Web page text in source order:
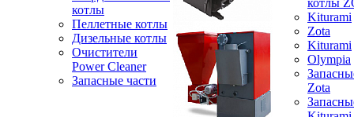
котлы
Пеллетные котлы
Дизельные котлы
Очистители
Power Cleaner
Запасные части
котлы
Kiturami
Zota
Kiturami
Olympia
Zota